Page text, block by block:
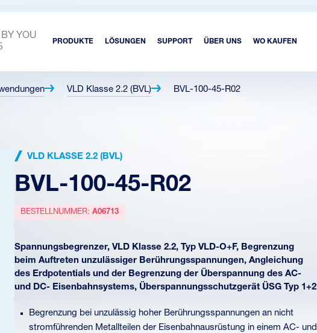
YOU
PRODUKTE LÖSUNGEN SUPPORT ÜBER UNS WO KAUFEN
VLD Klasse 2.2 (BVL) BVL-100-45-R02
VLD KLASSE 2.2 (BVL)
BVL-100-45-R02
BESTELLNUMMER: A06713
Spannungsbegrenzer, VLD Klasse 2.2, Typ VLD-O+F, Begrenzung
beim Auftreten unzulässiger Berührungsspannungen, Angleichung
des Erdpotentials und der Begrenzung der Überspannung des AC-
und DC- Eisenbahnsystems, Überspannungsschutzgerät ÜSG Typ 1+2
Begrenzung bei unzulässig hoher Berührungsspannungen an nicht
stromführenden Metallteilen der Eisenbahnausrüstung in einem AC- und